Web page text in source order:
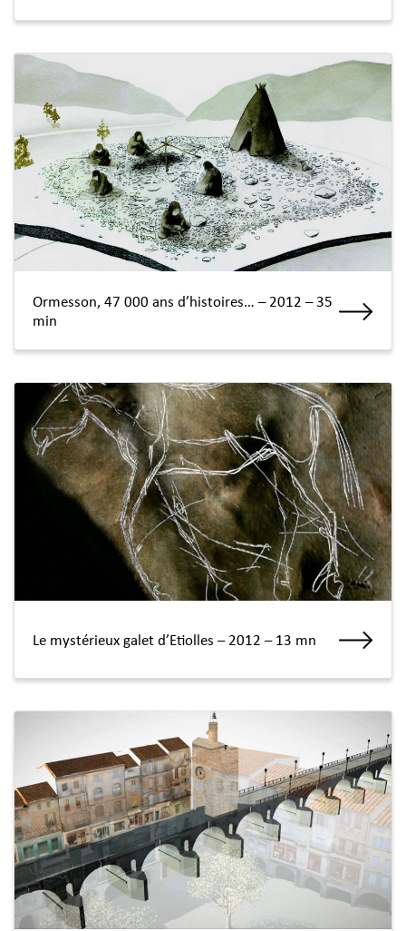
Ormesson, 47 000 ans d’histoires… – 2012 – 35
min
Le mystérieux galet d’Etiolles – 2012 – 13 mn